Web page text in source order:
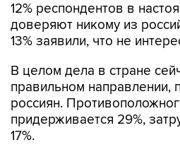
12% респондентов в
доверяют никому из
13% заявили, что не
В целом дела в стране
правильном направлении,
россиян.
придерживается 29%,
17%.